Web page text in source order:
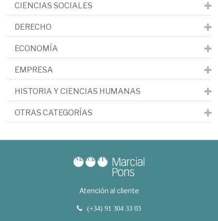
CIENCIAS SOCIALES
DERECHO
ECONOMÍA
EMPRESA
HISTORIA Y CIENCIAS HUMANAS
OTRAS CATEGORÍAS
Atención al cliente
(+34) 91 304 33 03